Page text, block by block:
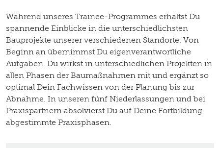
Während unseres Trainee-Programmes erhältst Du
spannende Einblicke in die unterschiedlichsten
Bauprojekte unserer verschiedenen Standorte. Von
Beginn an übernimmst Du eigenverantwortliche
Aufgaben. Du wirkst in unterschiedlichen Projekten in
allen Phasen der Baumaßnahmen mit und ergänzt so
optimal Dein Fachwissen von der Planung bis zur
Abnahme. In unseren fünf Niederlassungen und bei
Praxispartnern absolvierst Du auf Deine Fortbildung
abgestimmte Praxisphasen.